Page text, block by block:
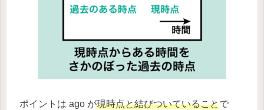
ポイントは ago が現時点と結びついていることで